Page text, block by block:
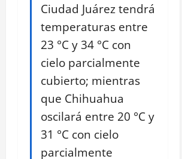
Ciudad Juárez tendrá
temperaturas entre
23 °C y 34 °C con
cielo parcialmente
cubierto; mientras
que Chihuahua
oscilará entre 20 °C y
31 °C con cielo
parcialmente